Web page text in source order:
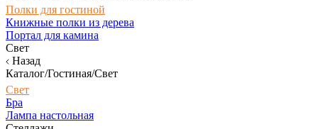
Полки для гостиной
Книжные полки из дерева
Портал для камина
Свет
Назад
Каталог/Гостиная/Свет
Свет
Бра
Лампа настольная